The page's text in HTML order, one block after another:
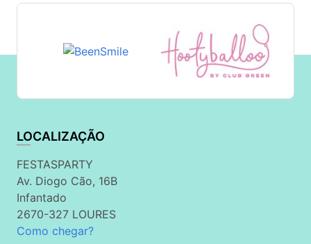
LOCALIZAÇÃO
FESTASPARTY
Av. Diogo Cão, 16B
Infantado
2670-327 LOURES
Como chegar?